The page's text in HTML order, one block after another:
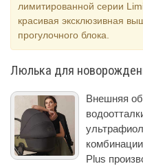
лимитированной серии
красивая эксклюзивная
прогулочного блока.
Люлька для
Внешняя
Plus